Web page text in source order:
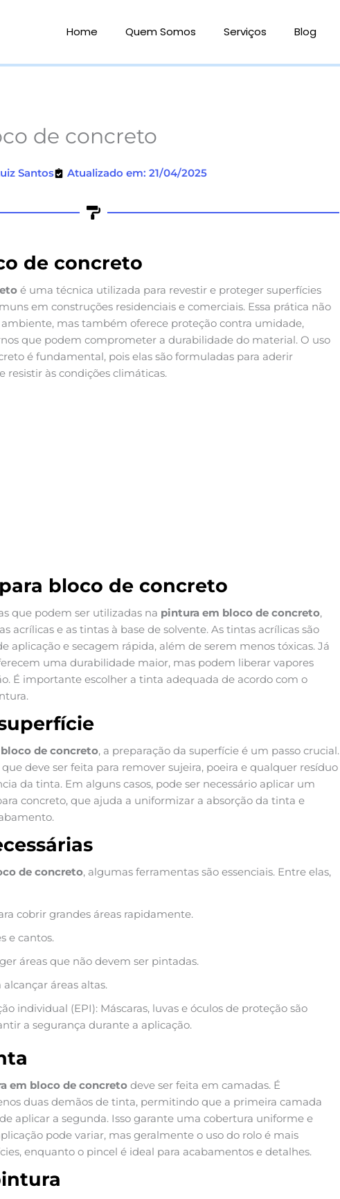
Home Quem Somos Serviços Blog
de concreto
Santos Atualizado em: 21/04/2025
de concreto
é uma técnica utilizada para revestir e proteger superfícies
em construções residenciais e comerciais. Essa prática não
mas também oferece proteção contra umidade,
que podem comprometer a durabilidade do material. O uso
é fundamental, pois elas são formuladas para aderir
resistir às condições climáticas.
bloco de concreto
que podem ser utilizadas na pintura em bloco de concreto,
acrílicas e as tintas à base de solvente. As tintas acrílicas são
aplicação e secagem rápida, além de serem menos tóxicas. Já
uma durabilidade maior, mas podem liberar vapores
É importante escolher a tinta adequada de acordo com o
de concreto, a preparação da superfície é um passo crucial.
deve ser feita para remover sujeira, poeira e qualquer resíduo
da tinta. Em alguns casos, pode ser necessário aplicar um
concreto, que ajuda a uniformizar a absorção da tinta e
de concreto, algumas ferramentas são essenciais. Entre elas,
cobrir grandes áreas rapidamente.
e cantos.
áreas que não devem ser pintadas.
alcançar áreas altas.
individual (EPI): Máscaras, luvas e óculos de proteção são
a segurança durante a aplicação.
em bloco de concreto deve ser feita em camadas. É
duas demãos de tinta, permitindo que a primeira camada
aplicar a segunda. Isso garante uma cobertura uniforme e
pode variar, mas geralmente o uso do rolo é mais
enquanto o pincel é ideal para acabamentos e detalhes.